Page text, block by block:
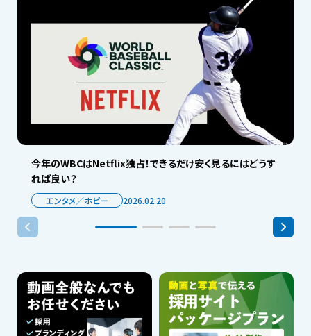
今年のWBCはNetflix独占！できるだけ安く見るにはどうす
れば良い？
エンタメ／ホビー 2026.02.20